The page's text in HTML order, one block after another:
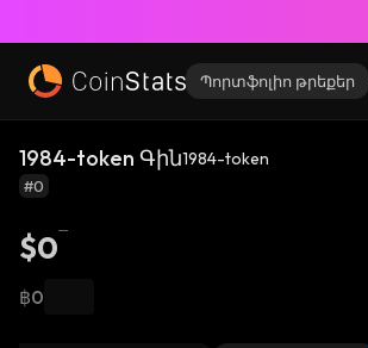
Պորտֆոլիո թրեքեր
1984-token Գին1984-token
#0
$0
฿0